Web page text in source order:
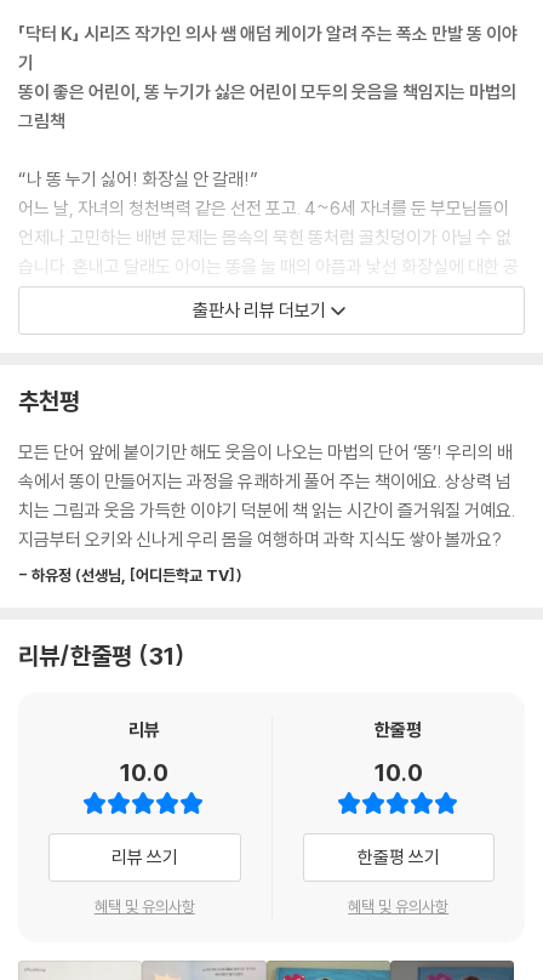
「닥터 K」 시리즈 작가인 의사 쌤 애덤 케이가 알려 주는 폭소 만발 똥 이야
기
똥이 좋은 어린이, 똥 누기가 싫은 어린이 모두의 웃음을 책임지는 마법의
그림책
“나 똥 누기 싫어! 화장실 안 갈래!”
어느 날, 자녀의 청천벽력 같은 선전 포고. 4~6세 자녀를 둔 부모님들이
언제나 고민하는 배변 문제는 몸속의 묵힌 똥처럼 골칫덩이가 아닐 수 없
습니다. 혼내고 달래도 아이는 똥을 눌 때의 아픔과 낯선 화장실에 대한 공
포 때문에 고집부리곤 합니다.
정과 배변을 어떻게 가르쳐야 할지 염려스러운 부모님들과 선생님들은 조
금도 걱정할 필요 없습니다. 의사 선생님이자 코미디언, 또 베스트셀러 작
가 애덤 케이가 우리 몸을 놀이동산에 빗대어 맛나게 먹은 음식이 몸에서
똥이 되기까지를 들려줍니다. 작가님의 소화 여행에 초대받은 어린이들은
과학 지식이 없어도 소화가 뭔지, 똥이 어떻게 만들어지는지 자연스럽게
장실과 똥 공포증을 극복하는 계기 또한 배울 수 있습니다.
몸속 장기들은 소화할 때 무슨 일을 할까?
귀요미 옥수수 오키와 떠나는 온몸 구석구석 소화 대탐험
『똥 따라가자, 오키!』는 주인공 옥수수 알 오키의 여정에서 우리 몸의 구조
와 소화의 원리, 식습관이 얼마나 중요한지 메시지를 담았습니다. 음식 꼭
꼭 씹어 먹기, 가리지 않고 골고루 먹기와 같은 교훈을 오키와 음식 친구들
의 여행에서 흥미진진하게 들려줘요.
꼬마 소년 노아가 먹은 피자 위의 옥수수 오키에게 우리 몸은 세상 재미난
놀이동산이에요. 잘게 씹힌 음식물과 오키는 식도 미끄럼틀을 타고 슝슝~
아 장으로 이동해요. 꿀렁꿀렁 장 롤러코스터를 타고 여행하는 오키와 친
출판사 리뷰 더보기
추천평
모든 단어 앞에 붙이기만 해도 웃음이 나오는 마법의 단어 ‘똥’! 우리의 배
속에서 똥이 만들어지는 과정을 유쾌하게 풀어 주는 책이에요. 상상력 넘
치는 그림과 웃음 가득한 이야기 덕분에 책 읽는 시간이 즐거워질 거예요.
지금부터 오키와 신나게 우리 몸을 여행하며 과학 지식도 쌓아 볼까요?
- 하유정 (선생님, [어디든학교 TV])
리뷰/한줄평 31
리뷰
10.0
리뷰 쓰기
혜택 및 유의사항
한줄평
10.0
한줄평 쓰기
혜택 및 유의사항